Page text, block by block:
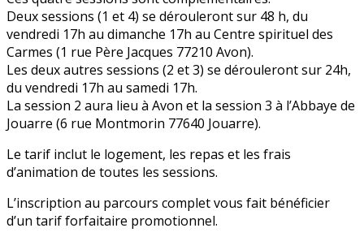
Deux sessions (1 et 4) se dérouleront sur 48 h, du
vendredi 17h au dimanche 17h au Centre spirituel des
Carmes (1 rue Père Jacques 77210 Avon).
Les deux autres sessions (2 et 3) se dérouleront sur 24h,
du vendredi 17h au samedi 17h.
La session 2 aura lieu à Avon et la session 3 à l’Abbaye de
Jouarre (6 rue Montmorin 77640 Jouarre).
Le tarif inclut le logement, les repas et les frais
d’animation de toutes les sessions.
L’inscription au parcours complet vous fait bénéficier
d’un tarif forfaitaire promotionnel.